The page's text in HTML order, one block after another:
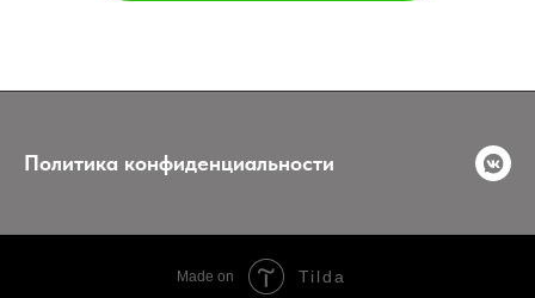
Политика конфиденциальности
Made on Tilda